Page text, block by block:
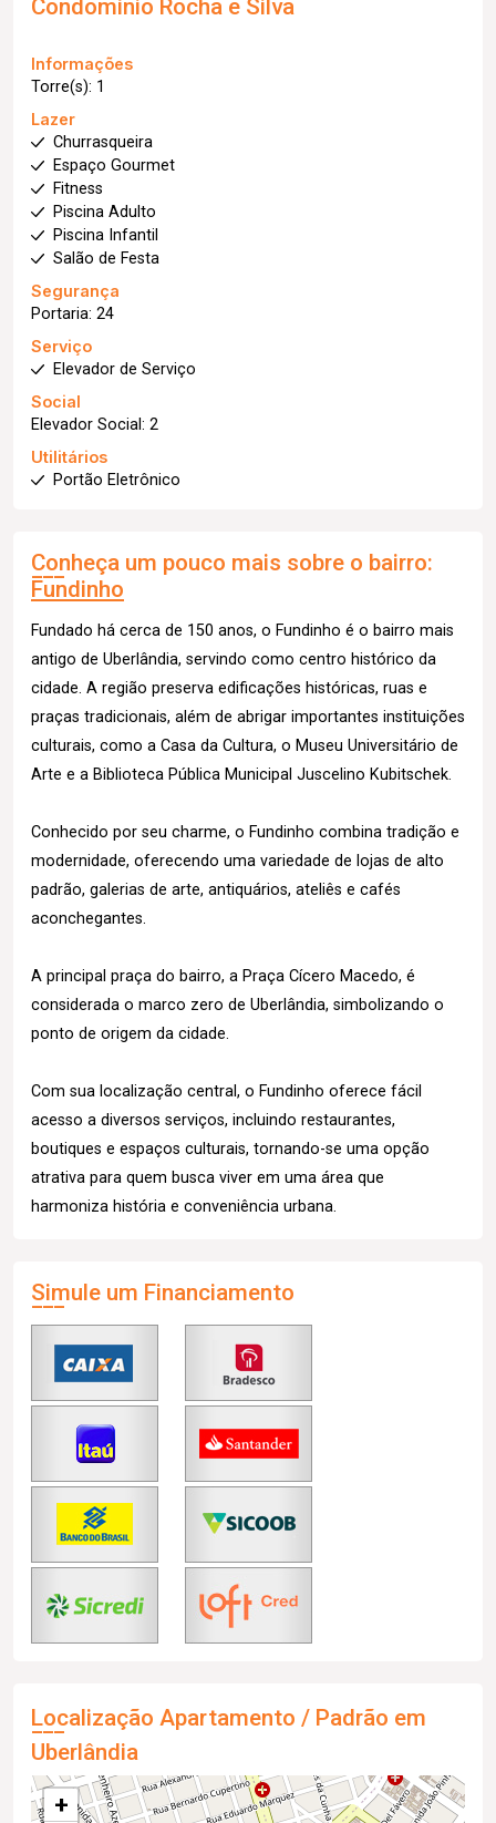
Condomínio Rocha e Silva
Informações
Torre(s): 1
Lazer
Churrasqueira
Espaço Gourmet
Fitness
Piscina Adulto
Piscina Infantil
Salão de Festa
Segurança
Portaria: 24
Serviço
Elevador de Serviço
Social
Elevador Social: 2
Utilitários
Portão Eletrônico
Conheça um pouco mais sobre o bairro:
Fundinho
Fundado há cerca de 150 anos, o Fundinho é o bairro mais
antigo de Uberlândia, servindo como centro histórico da
cidade. A região preserva edificações históricas, ruas e
praças tradicionais, além de abrigar importantes instituições
culturais, como a Casa da Cultura, o Museu Universitário de
Arte e a Biblioteca Pública Municipal Juscelino Kubitschek.
Conhecido por seu charme, o Fundinho combina tradição e
modernidade, oferecendo uma variedade de lojas de alto
padrão, galerias de arte, antiquários, ateliês e cafés
aconchegantes.
A principal praça do bairro, a Praça Cícero Macedo, é
considerada o marco zero de Uberlândia, simbolizando o
ponto de origem da cidade.
Com sua localização central, o Fundinho oferece fácil
acesso a diversos serviços, incluindo restaurantes,
boutiques e espaços culturais, tornando-se uma opção
atrativa para quem busca viver em uma área que
harmoniza história e conveniência urbana.
Simule um Financiamento
Localização Apartamento / Padrão em
Uberlândia
+